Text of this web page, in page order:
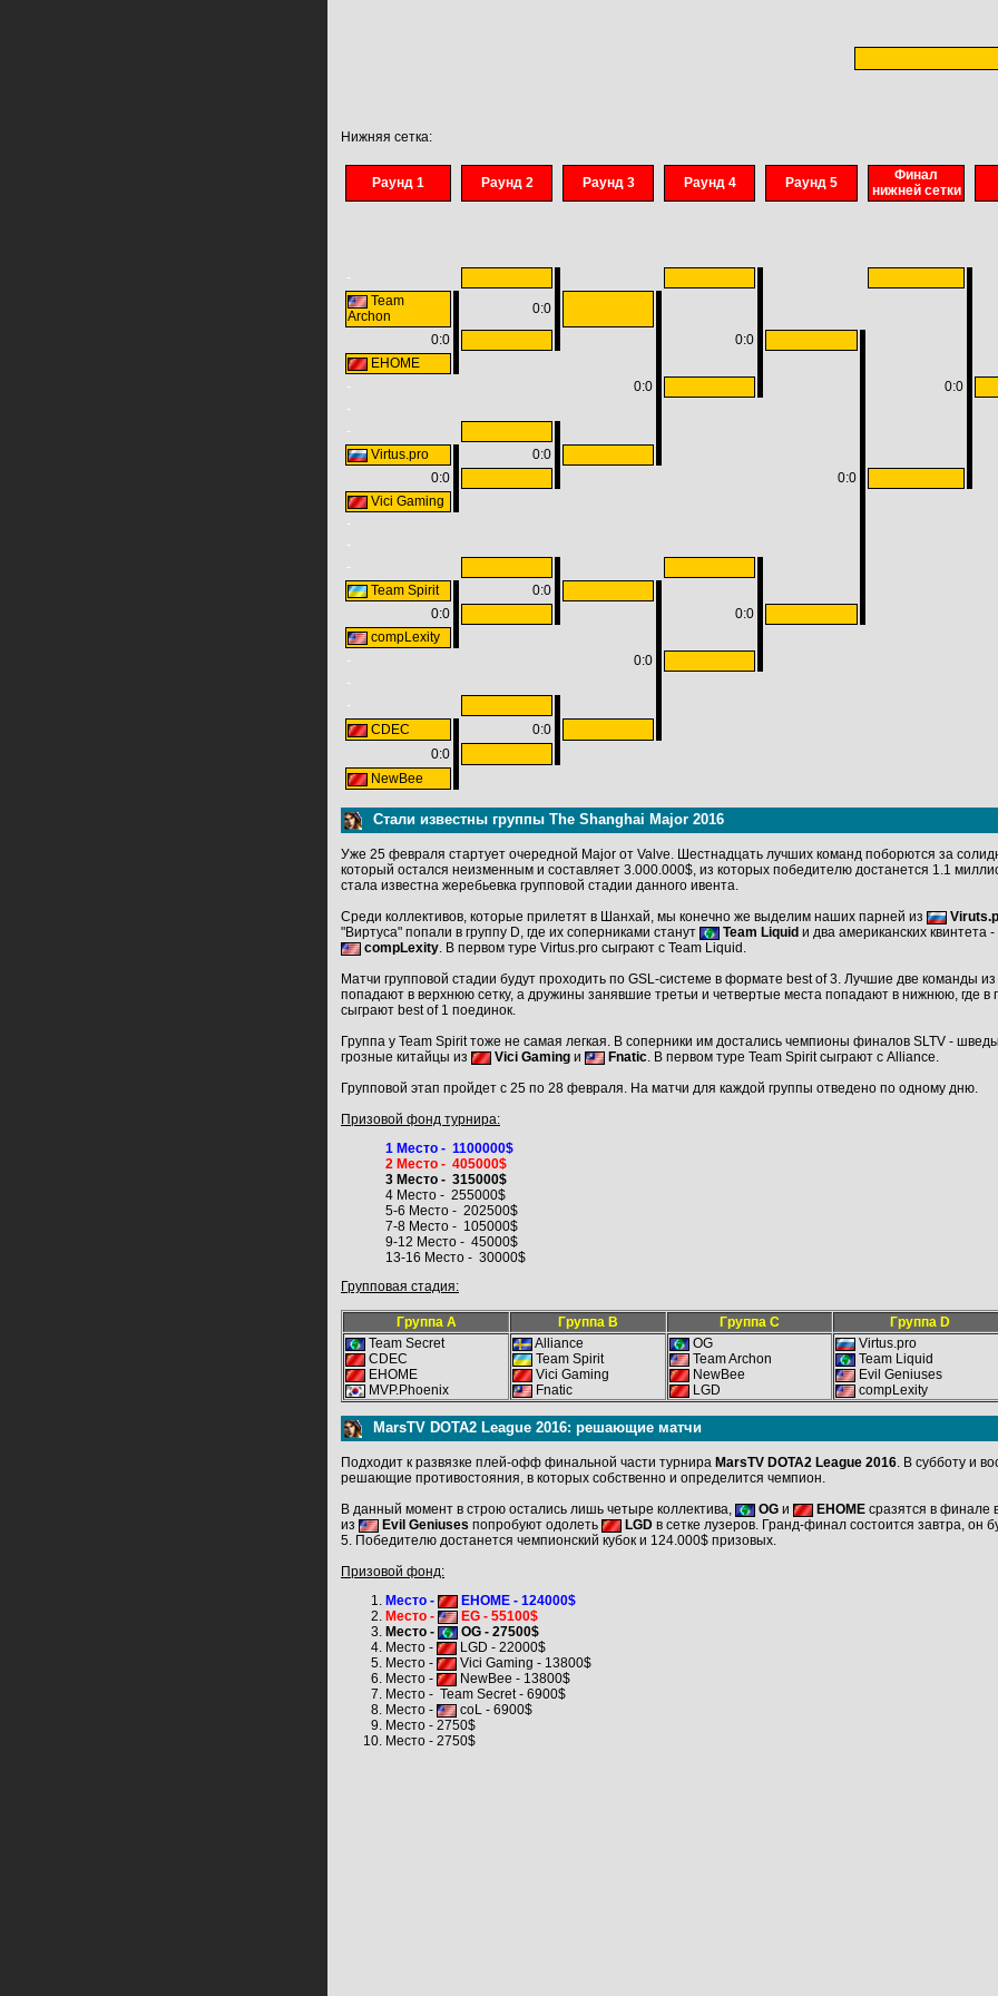
Нижняя сетка:
Раунд 1 Раунд 2 Раунд 3 Раунд 4 Раунд 5
Финал
нижней сетки
-
Team
Archon
0:0
0:0
0:0
EHOME
-
0:0
0:0
-
-
Virtus.pro
0:0
0:0
0:0
Vici Gaming
-
-
-
Team Spirit
0:0
0:0
0:0
compLexity
-
0:0
-
-
CDEC
0:0
0:0
NewBee
Стали известны группы The Shanghai Major 2016
Уже 25 февраля стартует очередной Major от Valve. Шестнадцать лучших команд поборются за
который остался неизменным и составляет 3.000.000$, из которых победителю достанется 1.1
стала известна жеребьевка групповой стадии данного ивента.
Среди коллективов, которые прилетят в Шанхай, мы конечно же выделим наших парней из
"Виртуса" попали в группу D, где их соперниками станут
Team Liquid и два американских квинтета -
compLexity. В первом туре Virtus.pro сыграют с Team Liquid.
Матчи групповой стадии будут проходить по GSL-системе в формате best of 3. Лучшие две команды
попадают в верхнюю сетку, а дружины занявшие третьи и четвертые места попадают в нижнюю, где в
сыграют best of 1 поединок.
Группа у Team Spirit тоже не самая легкая. В соперники им достались чемпионы финалов SLTV -
грозные китайцы из
Vici Gaming и Fnatic. В первом туре Team Spirit сыграют с Alliance.
Групповой этап пройдет с 25 по 28 февраля. На матчи для каждой группы отведено по одному дню.
Призовой фонд турнира:
1 Место - 1100000$
2 Место - 405000$
3 Место - 315000$
4 Место - 255000$
5-6 Место - 202500$
7-8 Место - 105000$
9-12 Место - 45000$
13-16 Место - 30000$
Групповая стадия:
Группа А Группа B Группа С
Группа D
Team Secret
CDEC
EHOME
MVP.Phoenix
Alliance
Team Spirit
Vici Gaming
Fnatic
OG
Team Archon
NewBee
LGD
Virtus.pro
Team Liquid
Evil Geniuses
compLexity
MarsTV DOTA2 League 2016: решающие матчи
Подходит к развязке плей-офф финальной части турнира MarsTV DOTA2 League 2016. В субботу и
решающие противостояния, в которых собственно и определится чемпион.
В данный момент в строю остались лишь четыре коллектива,
OG и EHOME сразятся в финале
из
Evil Geniuses попробуют одолеть LGD в сетке лузеров. Гранд-финал состоится завтра, он
5. Победителю достанется чемпионский кубок и 124.000$ призовых.
Призовой фонд:
Место -
EHOME - 124000$
Место -
EG - 55100$
Место -
OG - 27500$
Место -
LGD - 22000$
Место -
Vici Gaming - 13800$
Место -
NewBee - 13800$
Место - Team Secret - 6900$
Место -
coL - 6900$
Место - 2750$
Место - 2750$